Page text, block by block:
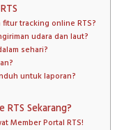
tracking online RTS?
udara dan laut?
sehari?
untuk laporan?
Sekarang?
Member Portal RTS!